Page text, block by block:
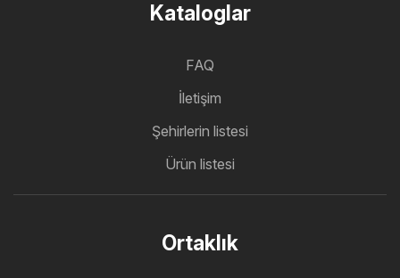
Kataloglar
FAQ
İletişim
Şehirlerin listesi
Ürün listesi
Ortaklık